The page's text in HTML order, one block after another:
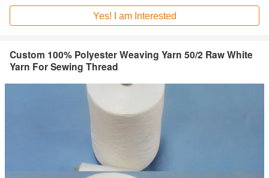
Yes! I am Interested
Custom 100% Polyester Weaving Yarn 50/2 Raw White
Yarn For Sewing Thread